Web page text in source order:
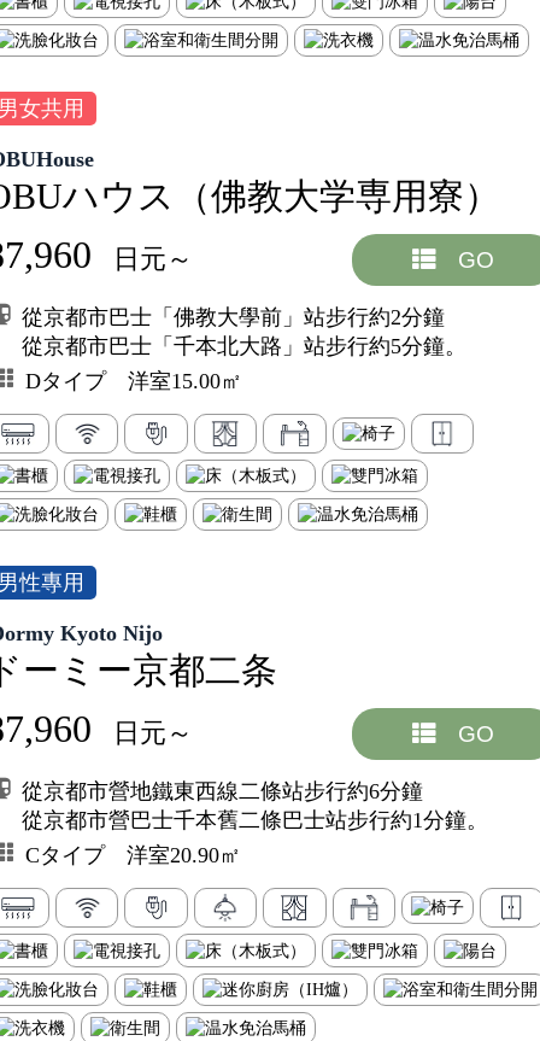
女共用
ハウス（佛教大学専用寮）
日元～ GO
從京都市巴士「佛教大學前」站步行約2分鐘
從京都市巴士「千本北大路」站步行約5分鐘。
Dタイプ 洋室15.00㎡
性專用
Kyoto Nijo
ーミー京都二条
日元～ GO
從京都市營地鐵東西線二條站步行約6分鐘
從京都市營巴士千本舊二條巴士站步行約1分鐘。
Cタイプ 洋室20.90㎡